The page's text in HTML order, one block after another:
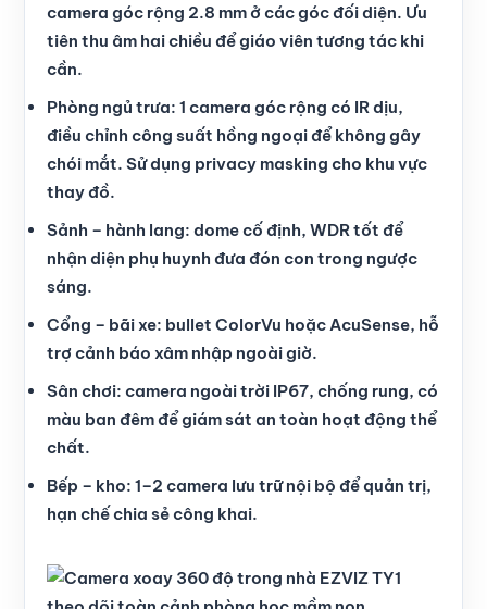
camera góc rộng 2.8 mm ở các góc đối diện. Ưu
tiên thu âm hai chiều để giáo viên tương tác khi
cần.
Phòng ngủ trưa: 1 camera góc rộng có IR dịu,
điều chỉnh công suất hồng ngoại để không gây
chói mắt. Sử dụng privacy masking cho khu vực
thay đồ.
Sảnh – hành lang: dome cố định, WDR tốt để
nhận diện phụ huynh đưa đón con trong ngược
sáng.
Cổng – bãi xe: bullet ColorVu hoặc AcuSense, hỗ
trợ cảnh báo xâm nhập ngoài giờ.
Sân chơi: camera ngoài trời IP67, chống rung, có
màu ban đêm để giám sát an toàn hoạt động thể
chất.
Bếp – kho: 1–2 camera lưu trữ nội bộ để quản trị,
hạn chế chia sẻ công khai.